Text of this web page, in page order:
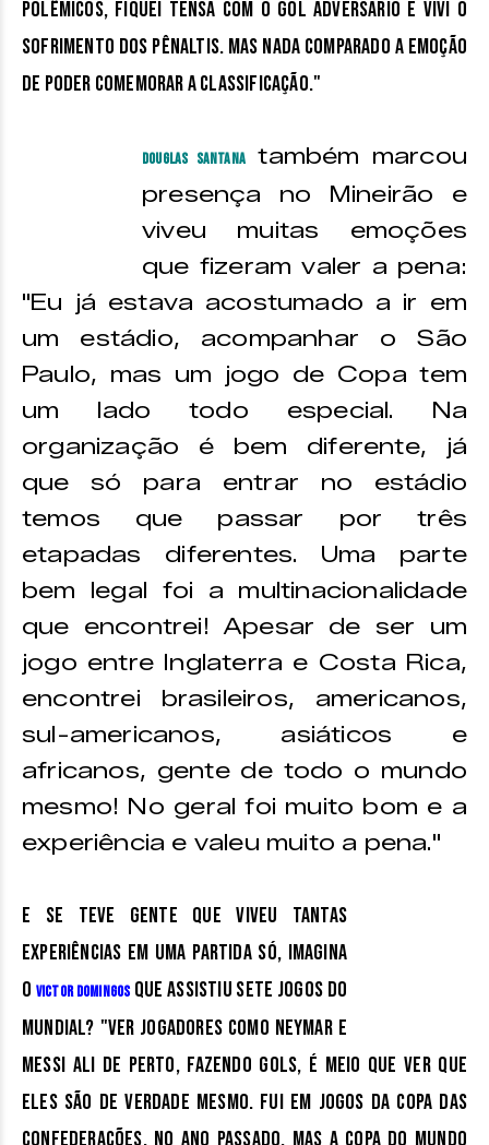
polêmicos, fiquei tensa com o gol adversário e vivi o
sofrimento dos pênaltis. Mas nada comparado a emoção
de poder comemorar a classificação."
Douglas Santana
também marcou
presença no Mineirão e
viveu muitas emoções
que fizeram valer a pena:
"Eu já estava acostumado a ir em
um estádio, acompanhar o São
Paulo, mas um jogo de Copa tem
um lado todo especial. Na
organização é bem diferente, já
que só para entrar no estádio
temos que passar por três
etapadas diferentes. Uma parte
bem legal foi a multinacionalidade
que encontrei! Apesar de ser um
jogo entre Inglaterra e Costa Rica,
encontrei brasileiros, americanos,
sul-americanos, asiáticos e
africanos, gente de todo o mundo
mesmo! No geral foi muito bom e a
experiência e valeu muito a pena."
E se teve gente que viveu tantas
experiências em uma partida só, imagina
o Victor Domingos que assistiu sete jogos do
Mundial? "Ver jogadores como Neymar e
Messi ali de perto, fazendo gols, é meio que ver que
eles são de verdade mesmo. Fui em jogos da Copa das
Confederações, no ano passado, mas a Copa do Mundo